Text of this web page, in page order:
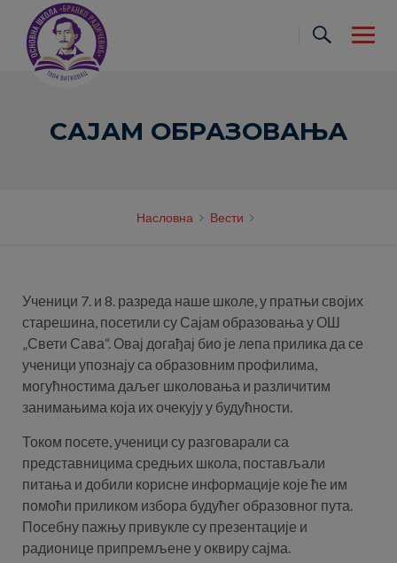
content
САЈАМ ОБРАЗОВАЊА
Насловна Вести
Ученици 7. и 8. разреда наше школе, у пратњи својих
старешина, посетили су Сајам образовања у ОШ
„Свети Сава“. Овај догађај био је лепа прилика да се
ученици упознају са образовним профилима,
могућностима даљег школовања и различитим
занимањима која их очекују у будућности.
Током посете, ученици су разговарали са
представницима средњих школа, постављали
питања и добили корисне информације које ће им
помоћи приликом избора будућег образовног пута.
Посебну пажњу привукле су презентације и
радионице припремљене у оквиру сајма.